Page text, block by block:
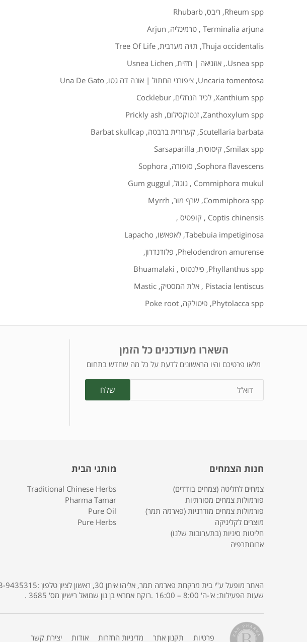
Rheum spp
, ריבס,
Rhubarb
Terminalia arjuna
, טרמינליה,
Arjun
Thuja occidentalis
, תויה מערבית,
Tree Of Life
Usnea spp.
, אוזניאה | חזזית,
Usnea Lichen
Uncaria tomentosa
, ציפורני החתול | אונה דה גטו,
Una De Gato
Xanthium spp
, לכיד הנחלים,
Cocklebur
Zanthoxylum spp
, זנטוקסילום,
Prickly ash
Scutellaria barbata
, קערורית ברבטה,
Barbat skullcap
Smilax spp
, קיסוסית,
Sarsaparilla
Sophora flavescens
, סופורה,
Sophora
Commiphora mukul
, גוגול,
Gum guggul
Commiphora spp
, שרף מור,
Myrrh
Coptis chinensis
, קופטיס ,
Tabebuia impetiginosa
, לאפאשו,
Lapacho
Phelodendron amurense
, פלודנדרון,
Phyllanthus spp
, פילנטוס ,
Bhuamalaki
Pistacia lentiscus
, אלת המסטיק,
Mastic
Phytolacca spp
, פיטולקה,
Poke root
השארו מעודכנים כל הזמן
מלאו פרטיכם והיו הראשונים לדעת על כל מה שחדש בתחום
חנות הצמחים
צמחים לחליטה (צמחים בודדים)
פורמולות צמחים מסורתיות
פורמולות צמחים מודרניות (פארמה תמר)
מוצרים לקליניקה
חליטות סיניות (בתערובות שלנו)
ארומתרפיה
מותגי הבית
Traditional Chinese Herbs
Pharma Tamar
Pure Oil
Pure Herbs
שעות הפעילות: א'-ה' 8:00 – 16:00 .רוקח אחראי בן נון שמואל רישיון מס' 3685 .
פרטיות תקנון אתר מדיניות החזרות אודות יצירת קשר